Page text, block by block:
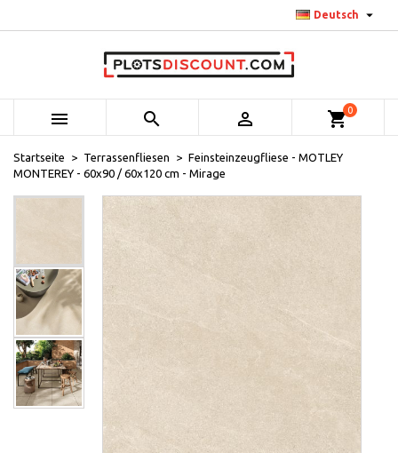
Deutsch 
   shopping_cart0
Startseite Terrassenfliesen
Feinsteinzeugfliese - MOTLEY
MONTEREY - 60x90 / 60x120 cm - Mirage